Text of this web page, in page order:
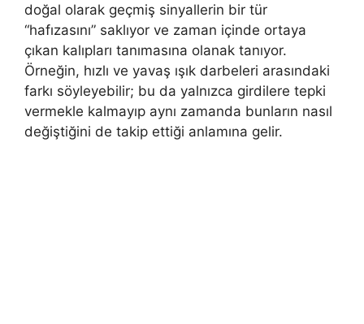
doğal olarak geçmiş sinyallerin bir tür
“hafızasını” saklıyor ve zaman içinde ortaya
çıkan kalıpları tanımasına olanak tanıyor.
Örneğin, hızlı ve yavaş ışık darbeleri arasındaki
farkı söyleyebilir; bu da yalnızca girdilere tepki
vermekle kalmayıp aynı zamanda bunların nasıl
değiştiğini de takip ettiği anlamına gelir.